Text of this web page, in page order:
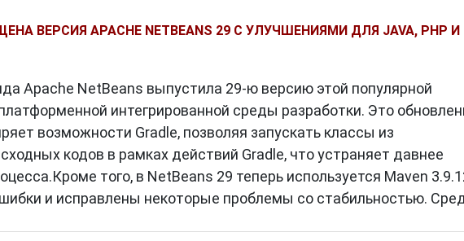
ВЕРСИЯ APACHE NETBEANS 29 С УЛУЧШЕНИЯМИ ДЛЯ JAVA, PHP И
Apache NetBeans выпустила 29-ю версию этой популярной
интегрированной среды разработки. Это
возможности Gradle, позволяя запускать классы из
кодов в рамках действий Gradle, что устраняет давнее
того, в NetBeans 29 теперь используется Maven
и исправлены некоторые проблемы со стабильностью.